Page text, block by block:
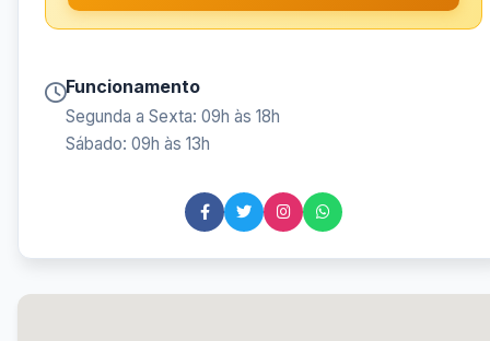
Funcionamento
Segunda a Sexta: 09h às 18h
Sábado: 09h às 13h